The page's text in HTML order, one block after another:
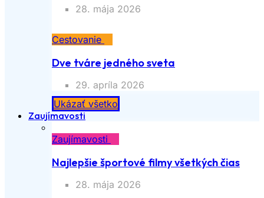
28. mája 2026
Cestovanie
Dve tváre jedného sveta
29. apríla 2026
Ukázať všetko
Zaujímavosti
Zaujímavosti
Najlepšie športové filmy všetkých čias
28. mája 2026